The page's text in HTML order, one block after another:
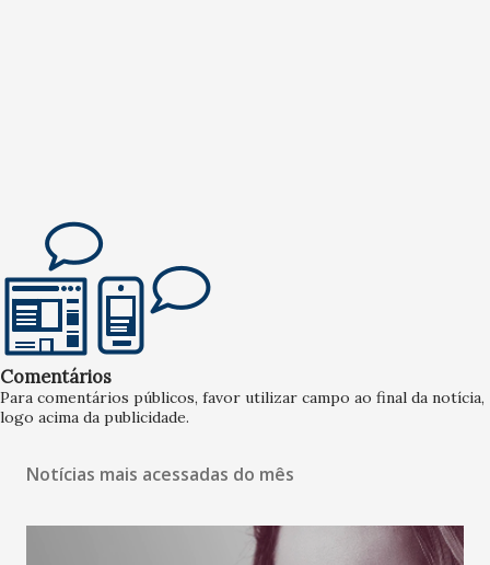
Comentários
Para comentários públicos, favor utilizar campo ao final da notícia,
logo acima da publicidade.
Notícias mais acessadas do mês